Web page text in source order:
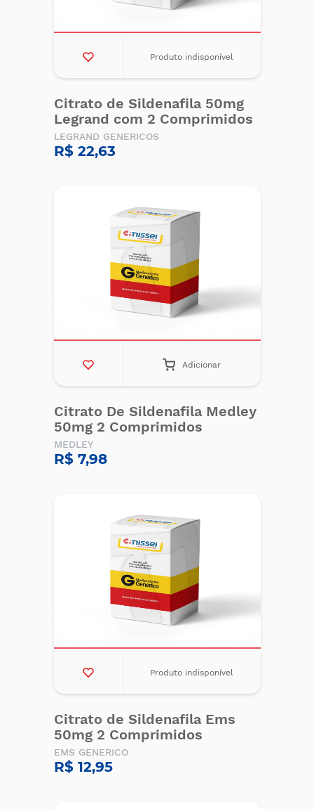
Produto indisponível
Citrato de Sildenafila 50mg
Legrand com 2 Comprimidos
LEGRAND GENERICOS
R$ 22,63
Adicionar
Citrato De Sildenafila Medley
50mg 2 Comprimidos
MEDLEY
R$ 7,98
Produto indisponível
Citrato de Sildenafila Ems
50mg 2 Comprimidos
EMS GENERICO
R$ 12,95